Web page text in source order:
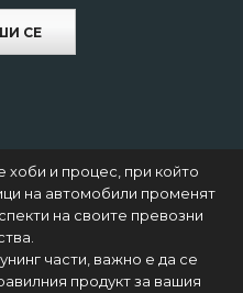
СЕ
хоби и процес, при който
на автомобили променят
на своите превозни
части, важно е да се
продукт за вашия